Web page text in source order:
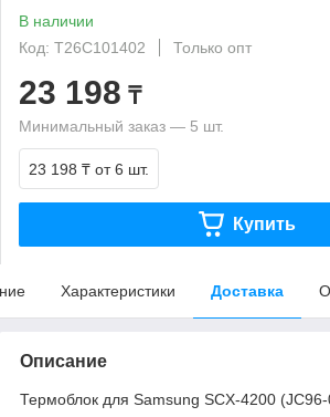
В наличии
Код: T26C101402
Только опт
23 198 ₸
Минимальный заказ — 5 шт.
23 198 ₸ от 6 шт.
Купить
Характеристики Доставка
Описание
Термоблок для Samsung SCX-4200